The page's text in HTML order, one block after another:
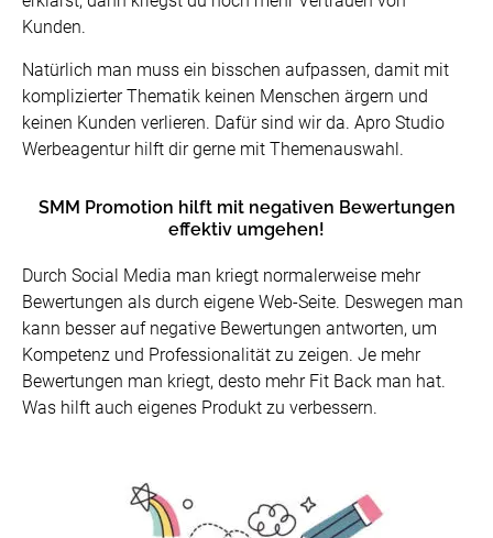
Kunden.
Natürlich man muss ein bisschen aufpassen, damit mit
komplizierter Thematik keinen Menschen ärgern und
keinen Kunden verlieren. Dafür sind wir da. Apro Studio
Werbeagentur hilft dir gerne mit Themenauswahl.
SMM Promotion hilft mit negativen Bewertungen
effektiv umgehen!
Durch Social Media man kriegt normalerweise mehr
Bewertungen als durch eigene Web-Seite. Deswegen man
kann besser auf negative Bewertungen antworten, um
Kompetenz und Professionalität zu zeigen. Je mehr
Bewertungen man kriegt, desto mehr Fit Back man hat.
Was hilft auch eigenes Produkt zu verbessern.